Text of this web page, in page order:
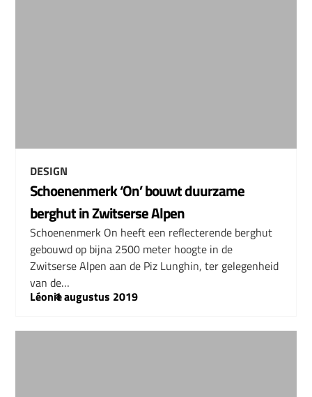
DESIGN
Schoenenmerk ‘On’ bouwt duurzame
berghut in Zwitserse Alpen
Schoenenmerk On heeft een reflecterende berghut
gebouwd op bijna 2500 meter hoogte in de
Zwitserse Alpen aan de Piz Lunghin, ter gelegenheid
van de…
Léonie
–
1 augustus 2019